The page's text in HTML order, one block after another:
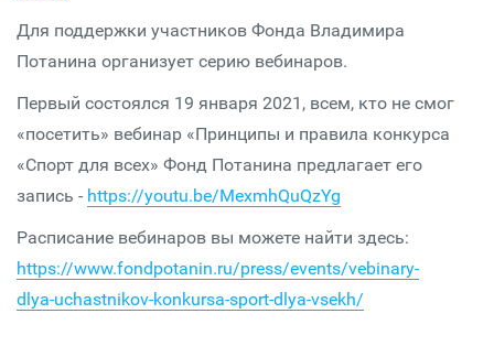
Для поддержки участников Фонда Владимира
Потанина организует серию вебинаров.
Первый состоялся 19 января 2021, всем, кто не смог
«посетить» вебинар «Принципы и правила конкурса
«Спорт для всех» Фонд Потанина предлагает его
запись - https://youtu.be/MexmhQuQzYg
Расписание вебинаров вы можете найти здесь:
https://www.fondpotanin.ru/press/events/vebinary-
dlya-uchastnikov-konkursa-sport-dlya-vsekh/